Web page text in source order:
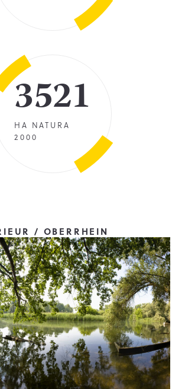
3521
HA NATURA
2000
/ OBERRHEIN